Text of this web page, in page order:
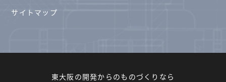
サイトマップ
東大阪の開発からのものづくりなら